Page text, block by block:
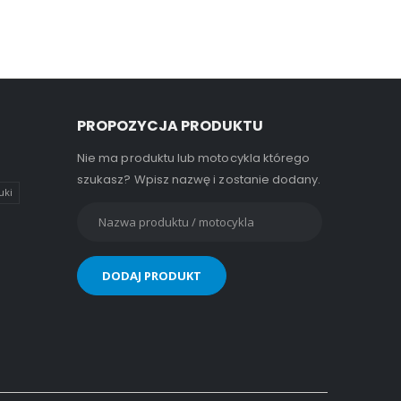
PROPOZYCJA PRODUKTU
Nie ma produktu lub motocykla którego
szukasz? Wpisz nazwę i zostanie dodany.